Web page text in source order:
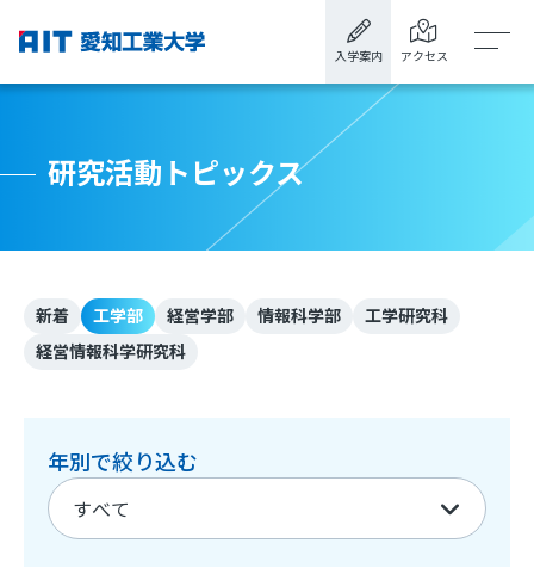
入学案内 アクセス
研究活動トピックス
新着 工学部 経営学部 情報科学部
工学研究科
経営情報科学研究科
年別で絞り込む